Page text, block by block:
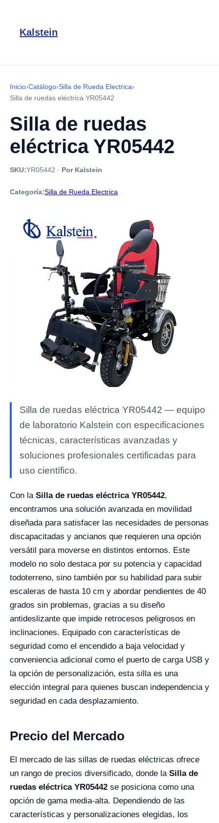
Kalstein
Inicio›Catálogo›Silla de Rueda Electrica›
Silla de ruedas eléctrica YR05442
Silla de ruedas
eléctrica YR05442
SKU:YR05442 · Por Kalstein
Categoría:Silla de Rueda Electrica
Silla de ruedas eléctrica YR05442 — equipo
de laboratorio Kalstein con especificaciones
técnicas, características avanzadas y
soluciones profesionales certificadas para
uso científico.
Con la Silla de ruedas eléctrica YR05442,
encontramos una solución avanzada en movilidad
diseñada para satisfacer las necesidades de personas
discapacitadas y ancianos que requieren una opción
versátil para moverse en distintos entornos. Este
modelo no solo destaca por su potencia y capacidad
todoterreno, sino también por su habilidad para subir
escaleras de hasta 10 cm y abordar pendientes de 40
grados sin problemas, gracias a su diseño
antideslizante que impide retrocesos peligrosos en
inclinaciones. Equipado con características de
seguridad como el encendido a baja velocidad y
conveniencia adicional como el puerto de carga USB y
la opción de personalización, esta silla es una
elección integral para quienes buscan independencia y
seguridad en cada desplazamiento.
Precio del Mercado
El mercado de las sillas de ruedas eléctricas ofrece
un rango de precios diversificado, donde la Silla de
ruedas eléctrica YR05442 se posiciona como una
opción de gama media-alta. Dependiendo de las
características y personalizaciones elegidas, los